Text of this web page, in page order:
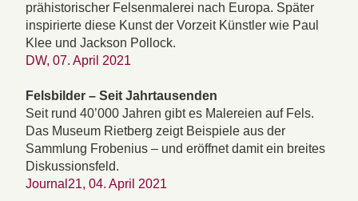
prähistorischer Felsenmalerei nach Europa. Später
inspirierte diese Kunst der Vorzeit Künstler wie Paul
Klee und Jackson Pollock.
DW, 07. April 2021
Felsbilder – Seit Jahrtausenden
Seit rund 40’000 Jahren gibt es Malereien auf Fels.
Das Museum Rietberg zeigt Beispiele aus der
Sammlung Frobenius – und eröffnet damit ein breites
Diskussionsfeld.
Journal21, 04. April 2021